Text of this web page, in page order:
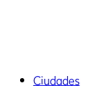
Ciudades